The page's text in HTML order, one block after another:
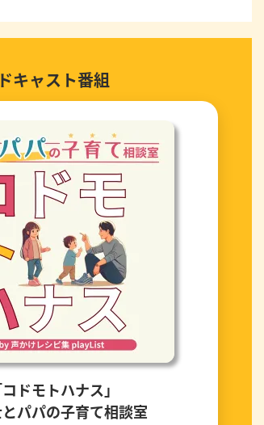
キャスト番組
コドモトハナス」
パパの子育て相談室